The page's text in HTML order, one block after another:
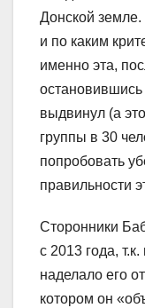
Донской
и по каким
именно эта,
выдвинул (а
группы в 30
попробовать
правильности
Сторонники
с 2013 года,
наделало его
котором он